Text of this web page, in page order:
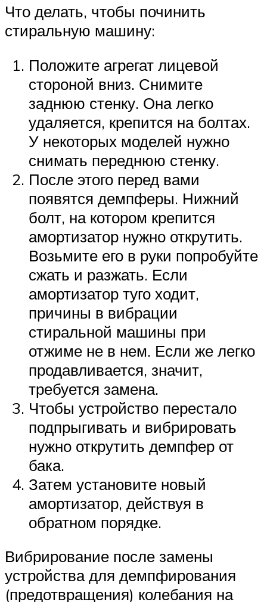
Что делать, чтобы починить
стиральную машину:
Положите агрегат лицевой
стороной вниз. Снимите
заднюю стенку. Она легко
удаляется, крепится на болтах.
У некоторых моделей нужно
снимать переднюю стенку.
После этого перед вами
появятся демпферы. Нижний
болт, на котором крепится
амортизатор нужно открутить.
Возьмите его в руки попробуйте
сжать и разжать. Если
амортизатор туго ходит,
причины в вибрации
стиральной машины при
отжиме не в нем. Если же легко
продавливается, значит,
требуется замена.
Чтобы устройство перестало
подпрыгивать и вибрировать
нужно открутить демпфер от
бака.
Затем установите новый
амортизатор, действуя в
обратном порядке.
Вибрирование после замены
устройства для демпфирования
(предотвращения) колебания на